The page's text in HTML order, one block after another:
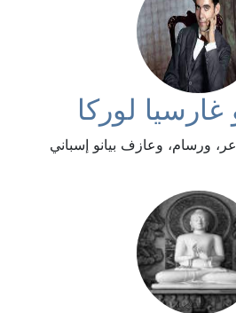
غارسيا لوركا
ورسام، وعازف بيانو إسباني